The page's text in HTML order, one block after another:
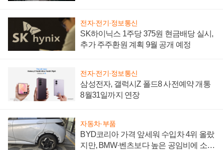
전자·전기·정보통신
SK하이닉스 1주당 375원 현금배당 실시,
추가 주주환원 계획 9월 공개 예정
전자·전기·정보통신
삼성전자, 갤럭시Z 폴드8 사전예약 개통
8월31일까지 연장
자동차·부품
BYD코리아 가격 앞세워 수입차 4위 올랐
지만, BMW·벤츠보다 높은 공임비에 소비